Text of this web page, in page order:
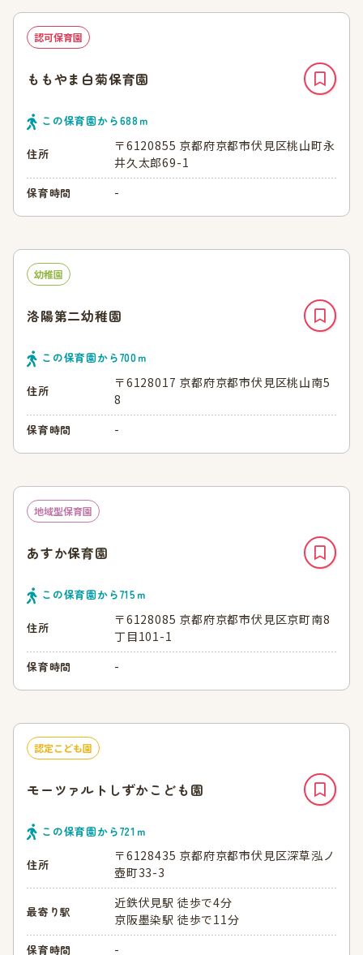
認可保育園
ももやま白菊保育園
この保育園から688ｍ
住所
〒6120855 京都府京都市伏見区桃山町永
井久太郎69-1
保育時間 -
幼稚園
洛陽第二幼稚園
この保育園から700ｍ
住所
〒6128017 京都府京都市伏見区桃山南5
8
保育時間 -
地域型保育園
あすか保育園
この保育園から715ｍ
住所
〒6128085 京都府京都市伏見区京町南8
丁目101-1
保育時間 -
認定こども園
モーツァルトしずかこども園
この保育園から721 ｍ
住所
〒6128435 京都府京都市伏見区深草泓ノ
壺町33-3
最寄り駅
近鉄伏見駅 徒歩で4分
京阪墨染駅 徒歩で11分
保育時間 -